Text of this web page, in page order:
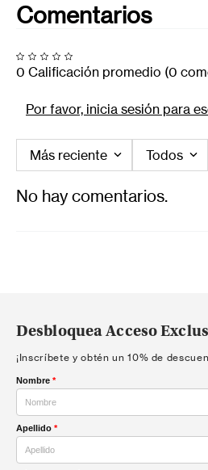
Comentarios
0 Calificación promedio (0
Por favor, inicia sesión para
Más reciente Todos
No hay comentarios.
Desbloquea Acceso
¡Inscríbete y obtén un 10% de
Nombre *
Apellido *